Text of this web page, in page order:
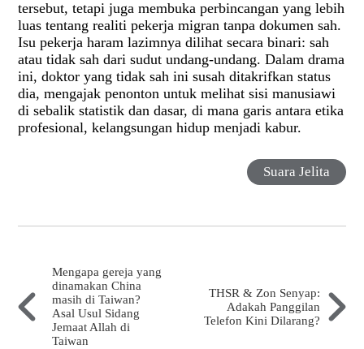
tersebut, tetapi juga membuka perbincangan yang lebih
luas tentang realiti pekerja migran tanpa dokumen sah.
Isu pekerja haram lazimnya dilihat secara binari: sah
atau tidak sah dari sudut undang-undang. Dalam drama
ini, doktor yang tidak sah ini susah ditakrifkan status
dia, mengajak penonton untuk melihat sisi manusiawi
di sebalik statistik dan dasar, di mana garis antara etika
profesional, kelangsungan hidup menjadi kabur.
Suara Jelita
Mengapa gereja yang
dinamakan China
masih di Taiwan?
Asal Usul Sidang
Jemaat Allah di
Taiwan
THSR & Zon Senyap:
Adakah Panggilan
Telefon Kini Dilarang?